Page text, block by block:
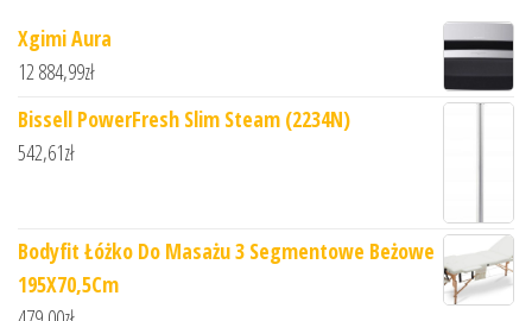
Xgimi Aura
12 884,99zł
Bissell PowerFresh Slim Steam (2234N)
542,61zł
Bodyfit Łóżko Do Masażu 3 Segmentowe Beżowe
195X70,5Cm